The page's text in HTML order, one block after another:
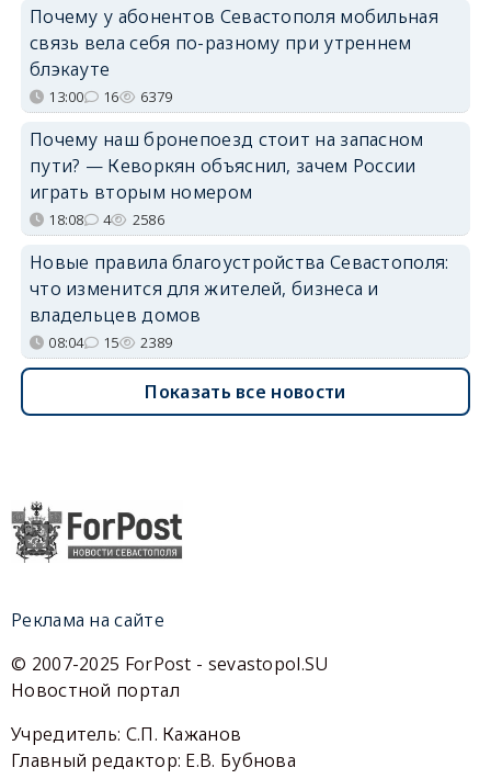
Почему у абонентов Севастополя мобильная
связь вела себя по-разному при утреннем
блэкауте
13:00 16 6379
Почему наш бронепоезд стоит на запасном
пути? — Кеворкян объяснил, зачем России
играть вторым номером
18:08 4 2586
Новые правила благоустройства Севастополя:
что изменится для жителей, бизнеса и
владельцев домов
08:04 15 2389
Показать все новости
Реклама на сайте
© 2007-2025 ForPost - sevastopol.SU
Новостной портал
Учредитель: С.П. Кажанов
Главный редактор: Е.В. Бубнова